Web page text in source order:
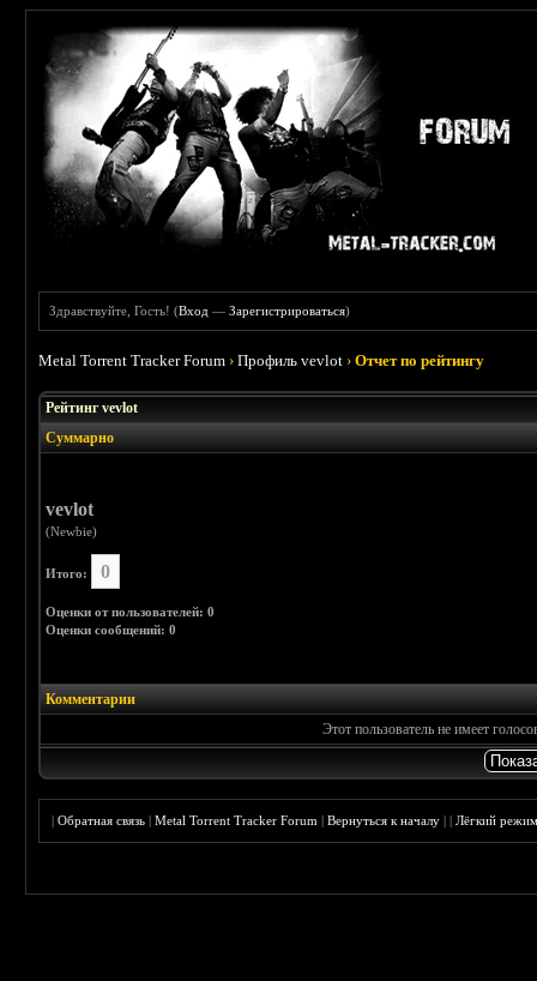
Здравствуйте, Гость! (Вход —Зарегистрироваться)
Metal Torrent Tracker Forum ›Профиль vevlot ›Отчет по рейтингу
Рейтинг vevlot
Суммарно
vevlot
(Newbie)
Итого: 0
Оценки от пользователей: 0
Оценки сообщений: 0
Комментарии
Этот пользователь не имеет
|Обратная связь |Metal Torrent Tracker Forum |Вернуться к началу ||Лёгкий